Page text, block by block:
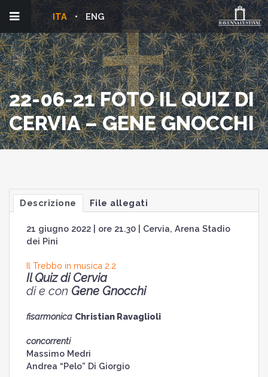
ENG
ITA
22-06-21 FOTO IL QUIZ DI
CERVIA – GENE GNOCCHI
Descrizione File allegati
21 giugno 2022 | ore 21.30 | Cervia, Arena Stadio
dei Pini
Il Trebbo in musica 2.2
Il Quiz di Cervia
di e con Gene Gnocchi
fisarmonica Christian Ravaglioli
concorrenti
Massimo Medri
Andrea “Pelo” Di Giorgio